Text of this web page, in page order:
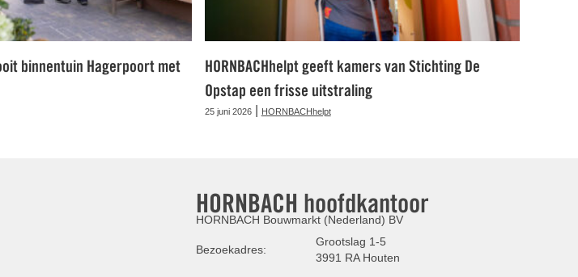
binnentuin Hagerpoort met
HORNBACHhelpt geeft kamers van Stichting De
Opstap een frisse uitstraling
25 juni 2026| HORNBACHhelpt
HORNBACH hoofdkantoor
HORNBACH Bouwmarkt (Nederland) BV
Bezoekadres:
Grootslag 1-5
3991 RA Houten